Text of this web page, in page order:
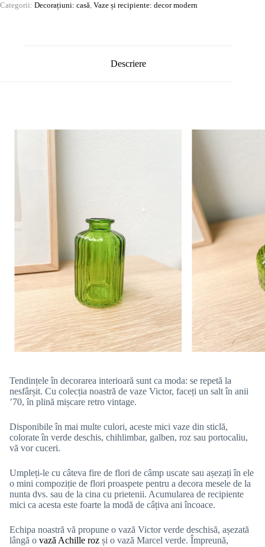
Categorii: Decorațiuni: casă, Vaze și recipiente: decor modern
Descriere
Tendințele în decorarea interioară sunt ca moda: se repetă la
nesfârșit. Cu colecția noastră de vaze Victor, faceți un salt în anii
’70, în plină mișcare retro vintage.
Disponibile în mai multe culori, aceste mici vaze din sticlă,
colorate în verde deschis, chihlimbar, galben, roz sau portocaliu,
vă vor cuceri.
Umpleți-le cu câteva fire de flori de câmp uscate sau așezați în ele
o mini compoziție de flori proaspete pentru a decora mesele de la
nunta dvs. sau de la cina cu prietenii. Acumularea de recipiente
mici ca acesta este foarte la modă de câțiva ani încoace.
Echipa noastră vă propune o vază Victor verde deschisă, așezată
lângă o vază Achille roz și o vază Marcel verde. Împreună,